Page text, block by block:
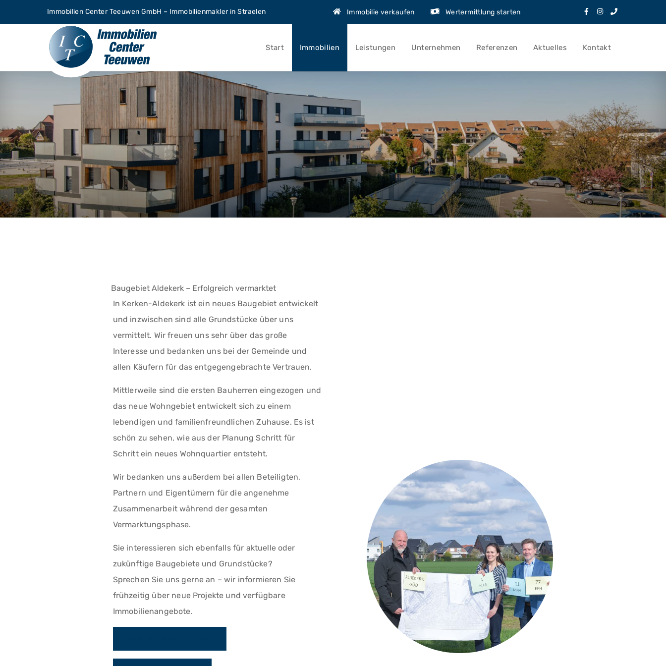
Inhalt
Immobilien Center Teeuwen GmbH – Immobilienmakler in Straelen Immobilie verkaufen Wertermittlung starten
Start Immobilien Leistungen Unternehmen Referenzen Aktuelles Kontakt
Baugebiet Aldekerk – Erfolgreich vermarktet
In Kerken-Aldekerk ist ein neues Baugebiet entwickelt
und inzwischen sind alle Grundstücke über uns
vermittelt. Wir freuen uns sehr über das große
Interesse und bedanken uns bei der Gemeinde und
allen Käufern für das entgegengebrachte Vertrauen.
Mittlerweile sind die ersten Bauherren eingezogen und
das neue Wohngebiet entwickelt sich zu einem
lebendigen und familienfreundlichen Zuhause. Es ist
schön zu sehen, wie aus der Planung Schritt für
Schritt ein neues Wohnquartier entsteht.
Wir bedanken uns außerdem bei allen Beteiligten,
Partnern und Eigentümern für die angenehme
Zusammenarbeit während der gesamten
Vermarktungsphase.
Sie interessieren sich ebenfalls für aktuelle oder
zukünftige Baugebiete und Grundstücke?
Sprechen Sie uns gerne an – wir informieren Sie
frühzeitig über neue Projekte und verfügbare
Immobilienangebote.